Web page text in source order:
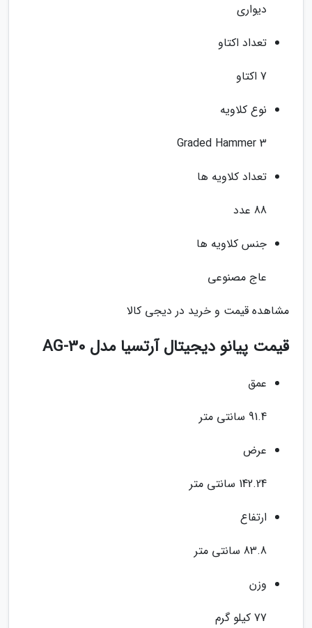
دیواری
تعداد اکتاو
7 اکتاو
نوع کلاویه
Graded Hammer 3
تعداد کلاویه ها
88 عدد
جنس کلاویه ها
عاج مصنوعی
مشاهده قیمت و خرید در دیجی کالا
قیمت پیانو دیجیتال آرتسیا مدل AG-30
عمق
91.4 سانتی متر
عرض
142.24 سانتی متر
ارتفاع
83.8 سانتی متر
وزن
77 کیلو گرم